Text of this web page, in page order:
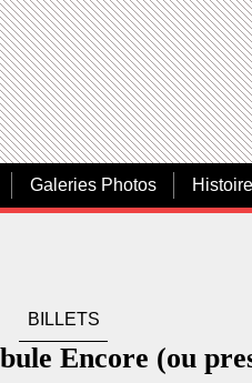
Galeries Photos
BILLETS
Encore (ou